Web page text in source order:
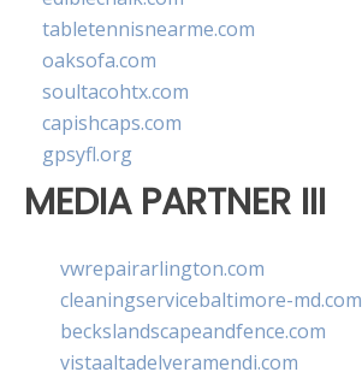
tabletennisnearme.com
oaksofa.com
soultacohtx.com
capishcaps.com
gpsyfl.org
MEDIA PARTNER III
vwrepairarlington.com
cleaningservicebaltimore-md.com
beckslandscapeandfence.com
vistaaltadelveramendi.com